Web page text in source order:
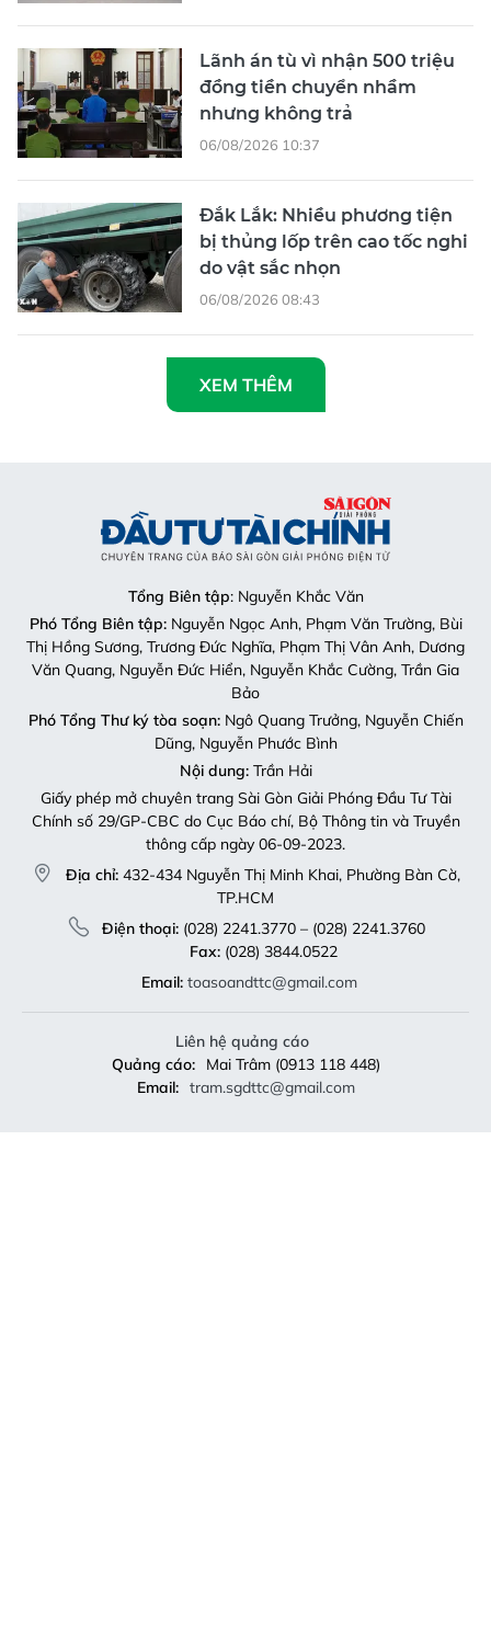
Lãnh án tù vì nhận 500 triệu
đồng tiền chuyển nhầm
nhưng không trả
06/08/2026 10:37
Đắk Lắk: Nhiều phương tiện
bị thủng lốp trên cao tốc nghi
do vật sắc nhọn
06/08/2026 08:43
XEM THÊM
Tổng Biên tập: Nguyễn Khắc Văn
Phó Tổng Biên tập:Nguyễn Ngọc Anh, Phạm Văn Trường, Bùi
Thị Hồng Sương, Trương Đức Nghĩa, Phạm Thị Vân Anh, Dương
Văn Quang, Nguyễn Đức Hiển, Nguyễn Khắc Cường, Trần Gia
Bảo
Phó Tổng Thư ký tòa soạn:Ngô Quang Trưởng, Nguyễn Chiến
Dũng, Nguyễn Phước Bình
Nội dung:Trần Hải
Giấy phép mở chuyên trang Sài Gòn Giải Phóng Đầu Tư Tài
Chính số 29/GP-CBC do Cục Báo chí, Bộ Thông tin và Truyền
thông cấp ngày 06-09-2023.
Địa chỉ: 432-434 Nguyễn Thị Minh Khai, Phường Bàn Cờ,
TP.HCM
Điện thoại:(028) 2241.3770 – (028) 2241.3760
Fax:(028) 3844.0522
Email: toasoandttc@gmail.com
Liên hệ quảng cáo
Quảng cáo:
Mai Trâm (0913 118 448)
Email: tram.sgdttc@gmail.com